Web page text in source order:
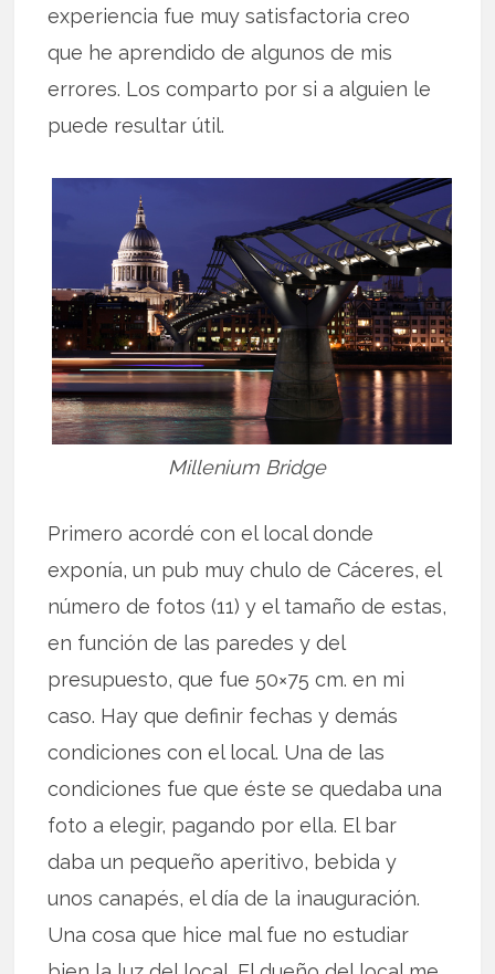
experiencia fue muy satisfactoria creo
que he aprendido de algunos de mis
errores. Los comparto por si a alguien le
puede resultar útil.
Millenium Bridge
Primero acordé con el local donde
exponía, un pub muy chulo de Cáceres, el
número de fotos (11) y el tamaño de estas,
en función de las paredes y del
presupuesto, que fue 50×75 cm. en mi
caso. Hay que definir fechas y demás
condiciones con el local. Una de las
condiciones fue que éste se quedaba una
foto a elegir, pagando por ella. El bar
daba un pequeño aperitivo, bebida y
unos canapés, el día de la inauguración.
Una cosa que hice mal fue no estudiar